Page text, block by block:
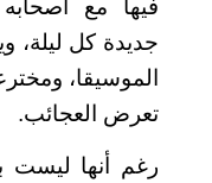
فيها مع
جديدة كل ليلة،
الموسيقا،
تعرض العجائب.
رغم أنها ليست